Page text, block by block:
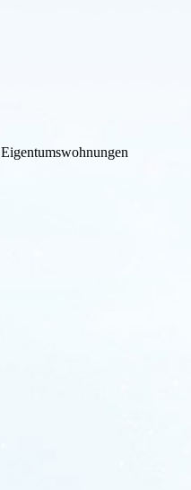
Eigen­tums­wohnungen